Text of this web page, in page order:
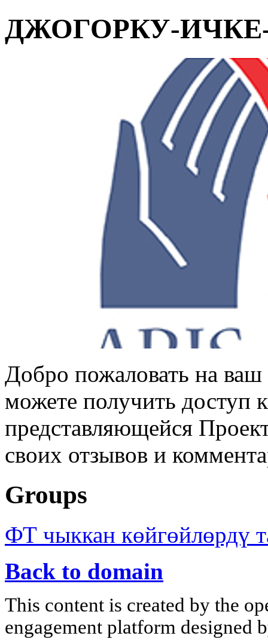
ДЖОГОРКУ-
Добро пожаловать на
можете получить доступ
представляющейся
своих отзывов и
Groups
ФТ чыккан көйгөйлөрдү
Back to domain
This content is created by the
engagement platform designed